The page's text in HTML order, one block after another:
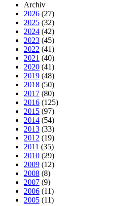
Archiv
2026 (27)
2025 (32)
2024 (42)
2023 (45)
2022 (41)
2021 (40)
2020 (41)
2019 (48)
2018 (50)
2017 (80)
2016 (125)
2015 (97)
2014 (54)
2013 (33)
2012 (19)
2011 (35)
2010 (29)
2009 (12)
2008 (8)
2007 (9)
2006 (11)
2005 (11)